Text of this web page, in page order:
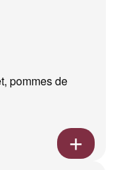
pommes de